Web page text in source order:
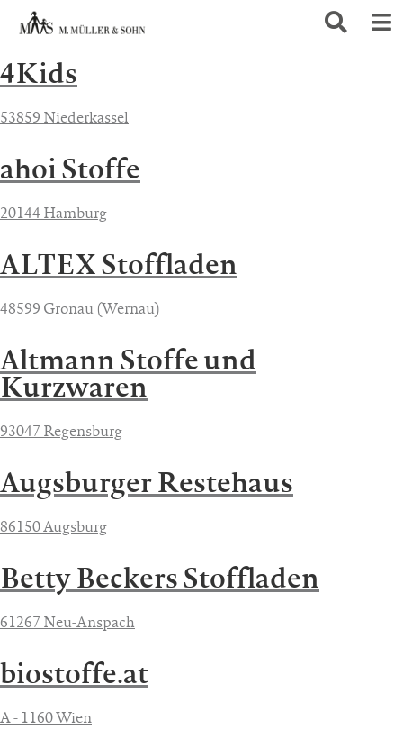
4Kids
53859 Niederkassel
ahoi Stoffe
20144 Hamburg
ALTEX Stoffladen
48599 Gronau (Wernau)
Altmann Stoffe und
Kurzwaren
93047 Regensburg
Augsburger Restehaus
86150 Augsburg
Betty Beckers Stoffladen
61267 Neu-Anspach
biostoffe.at
A - 1160 Wien